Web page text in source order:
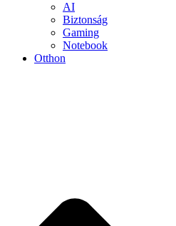
AI
Biztonság
Gaming
Notebook
Otthon